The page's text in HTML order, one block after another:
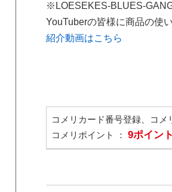
※LOESEKES-BLUES-
YouTuberの皆様に商品の使
紹介動画はこちら
コメリカード番号登録、コメ
コメリポイント ： 9ポイン